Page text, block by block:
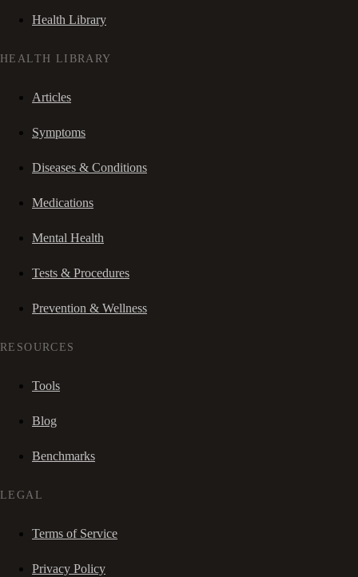
Health Library
HEALTH LIBRARY
Articles
Symptoms
Diseases & Conditions
Medications
Mental Health
Tests & Procedures
Prevention & Wellness
RESOURCES
Tools
Blog
Benchmarks
LEGAL
Terms of Service
Privacy Policy